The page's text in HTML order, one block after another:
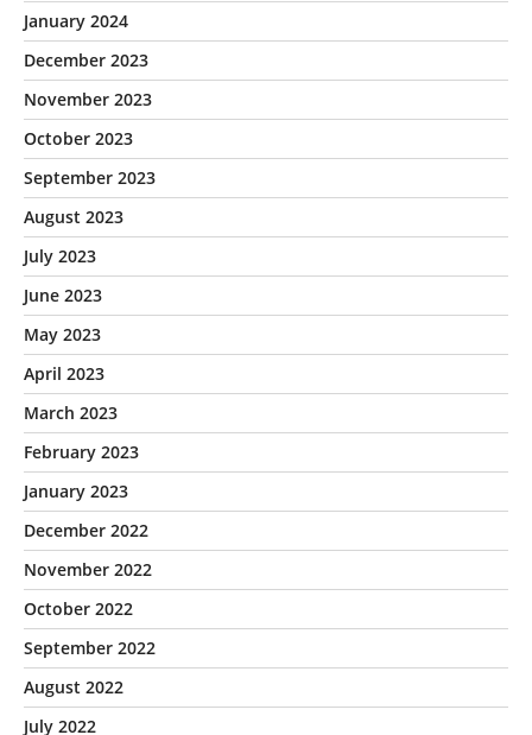
January 2024
December 2023
November 2023
October 2023
September 2023
August 2023
July 2023
June 2023
May 2023
April 2023
March 2023
February 2023
January 2023
December 2022
November 2022
October 2022
September 2022
August 2022
July 2022